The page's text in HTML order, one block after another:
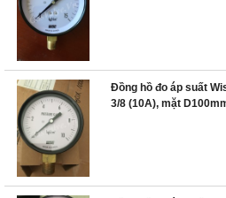
Đồng hồ đo áp suất
3/8 (10A), mặt